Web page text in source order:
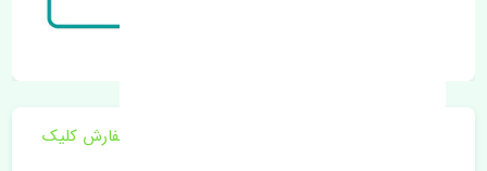
برای اطلاع از موجودی و قیمت به روز روی ثبت سفارش کلیک